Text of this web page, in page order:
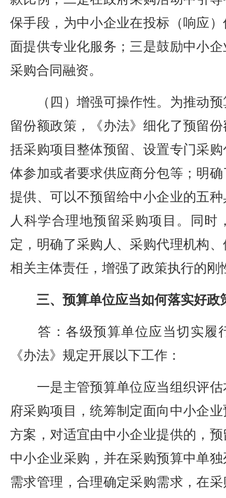
保手段，为中小企业在投标（响应
面提供专业化服务；三是鼓励中小
采购合同融资。
（四）增强可操作性。为推动预
留份额政策，《办法》细化了预留
括采购项目整体预留、设置专门采
体参加或者要求供应商分包等；明
提供、可以不预留给中小企业的五
人科学合理地预留采购项目。同时
定，明确了采购人、采购代理机构
相关主体责任，增强了政策执行的刚
三、预算单位应当如何落实好政
答：各级预算单位应当切实履
《办法》规定开展以下工作：
一是主管预算单位应当组织评估
府采购项目，统筹制定面向中小企
方案，对适宜由中小企业提供的，
中小企业采购，并在采购预算中单
需求管理，合理确定采购需求，在